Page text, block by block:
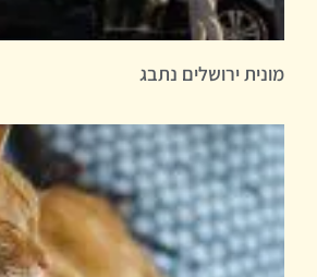
מונית ירושלים נתבג